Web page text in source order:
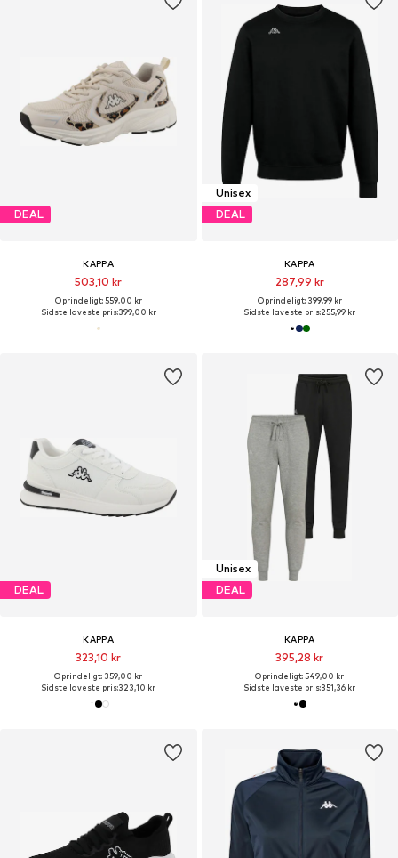
DEAL
KAPPA
503,10 kr
Oprindeligt: 559,00 kr
Sidste laveste pris:399,00 kr
Unisex
DEAL
KAPPA
287,99 kr
Oprindeligt: 399,99 kr
Sidste laveste pris:255,99 kr
DEAL
KAPPA
323,10 kr
Oprindeligt: 359,00 kr
Sidste laveste pris:323,10 kr
Unisex
DEAL
KAPPA
395,28 kr
Oprindeligt: 549,00 kr
Sidste laveste pris:351,36 kr